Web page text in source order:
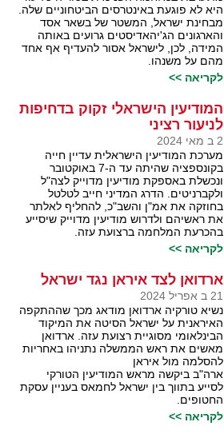
היא לא פוגעת באינטרסים הביטחוניים שלה.
מבחינת ישראל, המשטר של בשאר אסד
והארגונים הג'יהאדיסטים גרועים באותה
המידה, לכן, לישראל אסור להעדיף אף אחד
מהם על משנהו.
לקריאה >>
המודיעין הישראלי זקוק בדחיפות
לניעור רציני
2 ב מאי 2024
מערכת המודיעין הישראלית עדיין חייה
בקונספציה שהיתה עד ה-7 באוקטובר
ונכשלת באספקת מודיעין מדוייק לצה"ל
ולקברניטים. הדרג המדיני חייב לטלטל
בחוזקה את אמ"ן והשב"כ, להחליף לאלתר
את ראשיהם ולדרוש מודיעין מדוייק שיסייע
בהכרעת המלחמה ברצועת עזה.
לקריאה >>
ארדואן לצד איראן נגד ישראל
21 ב אפריל 2024
נשיא טורקיה ארדואן מודאג מכך שההתקפה
האיראנית על ישראל הסיטה את המיקוד
הבינלאומי מסוגיית רצועת עזה. ארדואן
מאשים את ראש הממשלה נתניהו באחריות
להסלמה מול איראן
ארה"ב ביקשה מראש המודיעין הטורקי
לסייע בתווך בין ישראל לחמאס בעניין עסקת
החטופים.
לקריאה >>